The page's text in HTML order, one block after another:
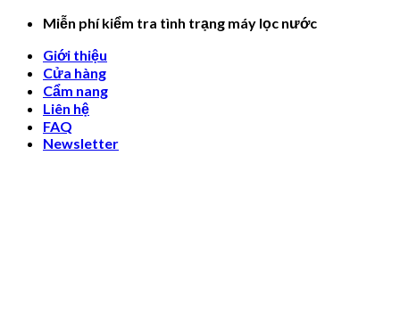
Skip
content
Miễn phí kiểm tra tình trạng máy lọc nước
Giới thiệu
Cửa hàng
Cẩm nang
Liên hệ
FAQ
Newsletter